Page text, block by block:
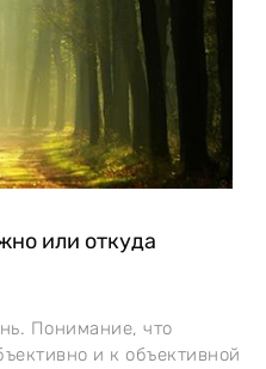
или откуда
Понимание, что
и к объективной